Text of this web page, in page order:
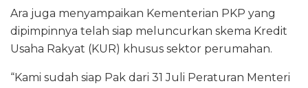
Ara juga menyampaikan Kementerian PKP yang
dipimpinnya telah siap meluncurkan skema Kredit
Usaha Rakyat (KUR) khusus sektor perumahan.
“Kami sudah siap Pak dari 31 Juli Peraturan Menteri